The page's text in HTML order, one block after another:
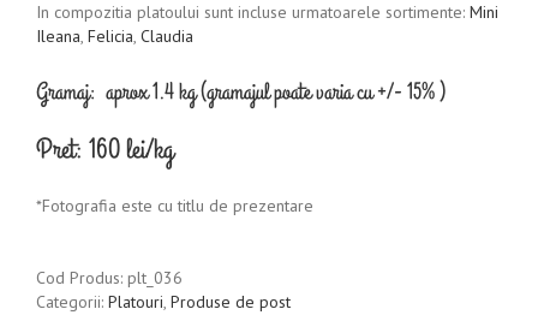
In compozitia platoului sunt incluse urmatoarele sortimente: Mini
Ileana, Felicia, Claudia
Gramaj: aprox 1.4 kg (gramajul poate varia cu +/- 15% )
Pret: 160 lei/kg
*Fotografia este cu titlu de prezentare
Cod Produs: plt_036
Categorii: Platouri, Produse de post